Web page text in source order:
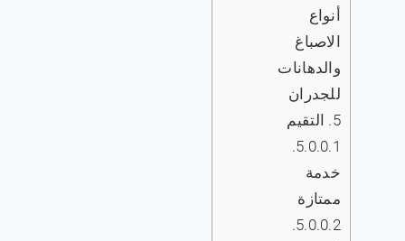
أنواع
الاصباغ
والدهانات
للجدران
5.
التقيم
5.0.0.1.
خدمة
ممتازة
5.0.0.2.